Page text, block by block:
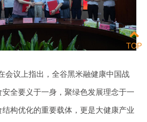
会议上指出，全谷黑米融健康中国战
全要义于一身，聚绿色发展理念于一
构优化的重要载体，更是大健康产业
TOP